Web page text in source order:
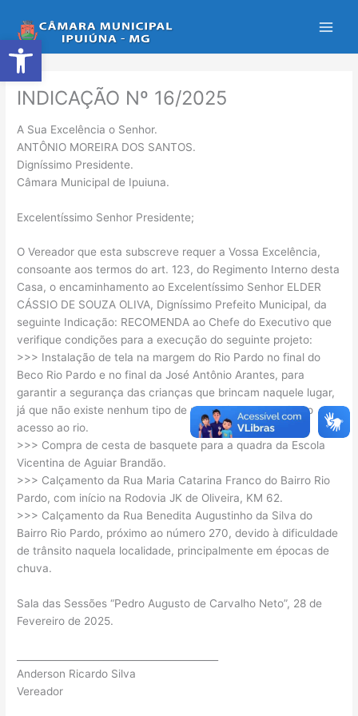
Abrir a barra de ferramentas
para
o
conteúdo
INDICAÇÃO Nº 16/2025
A Sua Excelência o Senhor.
ANTÔNIO MOREIRA DOS SANTOS.
Digníssimo Presidente.
Câmara Municipal de Ipuiuna.
Excelentíssimo Senhor Presidente;
O Vereador que esta subscreve requer a Vossa Excelência,
consoante aos termos do art. 123, do Regimento Interno desta
Casa, o encaminhamento ao Excelentíssimo Senhor ELDER
CÁSSIO DE SOUZA OLIVA, Digníssimo Prefeito Municipal, da
seguinte Indicação: RECOMENDA ao Chefe do Executivo que
verifique condições para a execução do seguinte projeto:
>>> Instalação de tela na margem do Rio Pardo no final do
Beco Rio Pardo e no final da José Antônio Arantes, para
garantir a segurança das crianças que brincam naquele lugar,
já que não existe nenhum tipo de proteção em relação ao
acesso ao rio.
>>> Compra de cesta de basquete para a quadra da Escola
Vicentina de Aguiar Brandão.
>>> Calçamento da Rua Maria Catarina Franco do Bairro Rio
Pardo, com início na Rodovia JK de Oliveira, KM 62.
>>> Calçamento da Rua Benedita Augustinho da Silva do
Bairro Rio Pardo, próximo ao número 270, devido à dificuldade
de trânsito naquela localidade, principalmente em épocas de
chuva.
Sala das Sessões “Pedro Augusto de Carvalho Neto”, 28 de
Fevereiro de 2025.
Anderson Ricardo Silva
Vereador